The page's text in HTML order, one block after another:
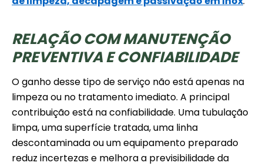
RELAÇÃO COM MANUTENÇÃO
PREVENTIVA E CONFIABILIDADE
O ganho desse tipo de serviço não está apenas na
limpeza ou no tratamento imediato. A principal
contribuição está na confiabilidade. Uma tubulação
limpa, uma superfície tratada, uma linha
descontaminada ou um equipamento preparado
reduz incertezas e melhora a previsibilidade da